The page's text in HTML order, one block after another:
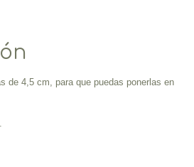
de 4,5 cm, para que puedas ponerlas en